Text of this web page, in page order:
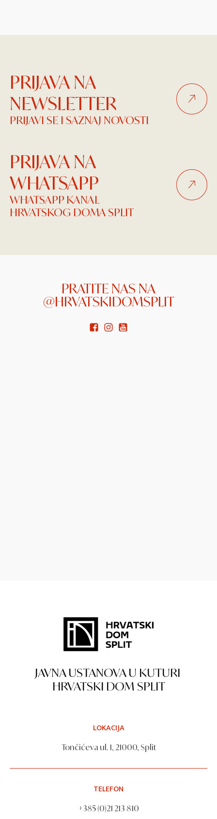
PRIJAVA NA
NEWSLETTER
PRIJAVI SE I SAZNAJ NOVOSTI
PRIJAVA NA
WHATSAPP
WHATSAPP KANAL
HRVATSKOG DOMA SPLIT
PRATITE NAS NA
@HRVATSKIDOMSPLIT
JAVNA USTANOVA U KUTURI
HRVATSKI DOM SPLIT
LOKACIJA
Tončićeva ul. 1, 21000, Split
TELEFON
+385 (0)21 213 810